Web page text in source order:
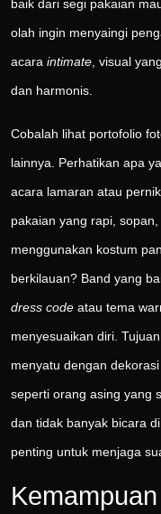
baik dari segi pakaian
olah ingin menyaingi
acara intimate , visual
dan harmonis.
Cobalah lihat portofolio
lainnya. Perhatikan apa
acara lamaran atau
pakaian yang rapi,
menggunakan kostum
berkilauan? Band yang
dress code atau tema
menyesuaikan diri.
menyatu dengan
seperti orang asing yang
dan tidak banyak bicara
penting untuk menjaga